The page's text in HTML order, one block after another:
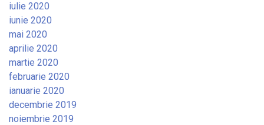
iulie 2020
iunie 2020
mai 2020
aprilie 2020
martie 2020
februarie 2020
ianuarie 2020
decembrie 2019
noiembrie 2019